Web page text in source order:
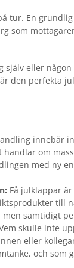
tur. En
som
eller
den perfekta
innebär
om
med ny
Få julklappar
till
men samtidigt
skulle inte
eller
och